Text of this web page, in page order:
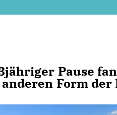
Pause
anderen Form